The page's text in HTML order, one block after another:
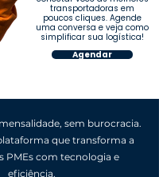
transportadoras em
poucos cliques. Agende
uma conversa e veja como
simplificar sua logística!​​
Agendar
sem burocracia.
que transforma a
PMEs com tecnologia e
eficiência.